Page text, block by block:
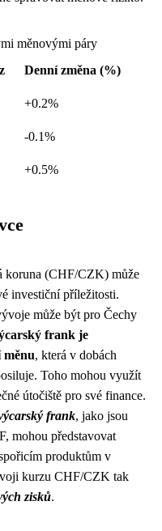
měnovými páry
Denní změna (%)
+0.2%
-0.1%
+0.5%
koruna (CHF/CZK) může
investiční příležitosti.
může být pro Čechy
frank je
měnu, která v dobách
Toho mohou využít
útočiště pro své finance.
frank, jako jsou
mohou představovat
produktům v
kurzu CHF/CZK tak
zisků.